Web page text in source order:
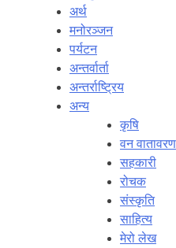
अर्थ
मनोरञ्‍जन
पर्यटन
अन्तर्वार्ता
अन्तर्राष्‍ट्रिय
अन्य
कृषि
वन वातावरण
सहकारी
रोचक
संस्कृति
साहित्य
मेरो लेख